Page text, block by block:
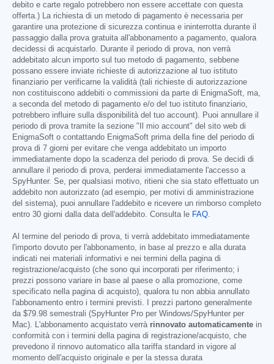
debito e carte regalo potrebbero non essere accettate con questa
offerta.) La richiesta di un metodo di pagamento è necessaria per
garantire una protezione di sicurezza continua e ininterrotta durante il
passaggio dalla prova gratuita all'abbonamento a pagamento, qualora
decidessi di acquistarlo. Durante il periodo di prova, non verrà
addebitato alcun importo sul tuo metodo di pagamento, sebbene
possano essere inviate richieste di autorizzazione al tuo istituto
finanziario per verificarne la validità (tali richieste di autorizzazione
non costituiscono addebiti o commissioni da parte di EnigmaSoft, ma,
a seconda del metodo di pagamento e/o del tuo istituto finanziario,
potrebbero influire sulla disponibilità del tuo account). Puoi annullare il
periodo di prova tramite la sezione "Il mio account" del sito web di
EnigmaSoft o contattando EnigmaSoft prima della fine del periodo di
prova di 7 giorni per evitare che venga addebitato un importo
immediatamente dopo la scadenza del periodo di prova. Se decidi di
annullare il periodo di prova, perderai immediatamente l'accesso a
SpyHunter. Se, per qualsiasi motivo, ritieni che sia stato effettuato un
addebito non autorizzato (ad esempio, per motivi di amministrazione
del sistema), puoi annullare l'addebito e ricevere un rimborso completo
entro 30 giorni dalla data dell'addebito. Consulta le FAQ.
Al termine del periodo di prova, ti verrà addebitato immediatamente
l'importo dovuto per l'abbonamento, in base al prezzo e alla durata
indicati nei materiali informativi e nei termini della pagina di
registrazione/acquisto (che sono qui incorporati per riferimento; i
prezzi possono variare in base al paese o alla promozione, come
specificato nella pagina di acquisto), qualora tu non abbia annullato
l'abbonamento entro i termini previsti. I prezzi partono generalmente
da $79.98 semestrali (SpyHunter Pro per Windows/SpyHunter per
Mac). L'abbonamento acquistato verrà rinnovato automaticamente in
conformità con i termini della pagina di registrazione/acquisto, che
prevedono il rinnovo automatico alla tariffa standard in vigore al
momento dell'acquisto originale e per la stessa durata